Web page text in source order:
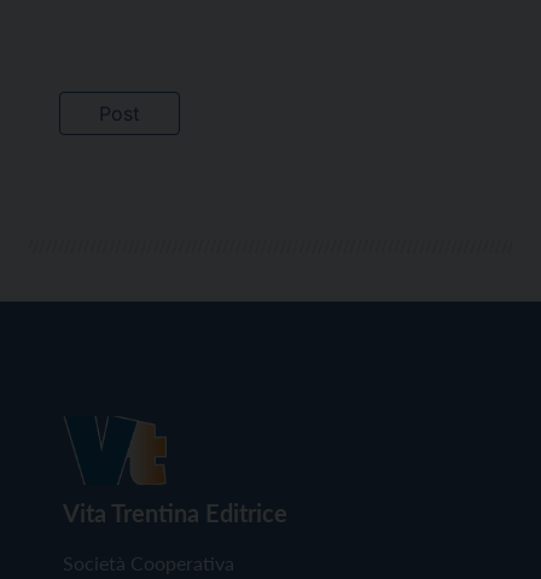
Vita Trentina Editrice
Società Cooperativa